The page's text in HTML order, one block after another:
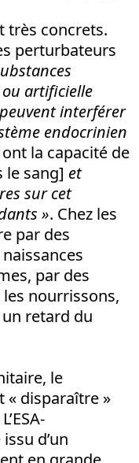
très concrets.
perturbateurs
artificielle
interférer
endocrinien
la capacité de
le sang] et
sur cet
». Chez les
par des
par des
nourrissons,
retard du
le
« disparaître »
d’un